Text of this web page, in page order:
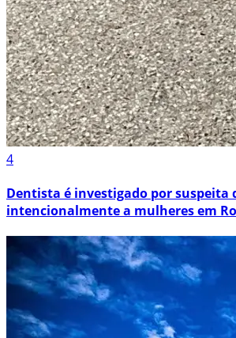
4
Dentista é investigado por suspeita
intencionalmente a mulheres em